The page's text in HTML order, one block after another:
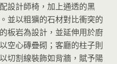
設計師椅，加上通透的黑
並以粗獷的石材對比衝突的
板岩為設計，並延伸用於廚
空心磚疊砌；客廳的柱子則
切割線裝飾如背牆，賦予陽